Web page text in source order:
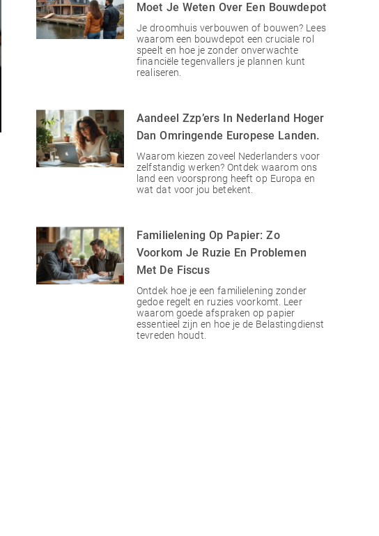
Moet Je Weten Over Een Bouwdepot
Je droomhuis verbouwen of bouwen? Lees
waarom een bouwdepot een cruciale rol
speelt en hoe je zonder onverwachte
financiële tegenvallers je plannen kunt
realiseren.
Aandeel Zzp’ers In Nederland Hoger
Dan Omringende Europese Landen.
Waarom kiezen zoveel Nederlanders voor
zelfstandig werken? Ontdek waarom ons
land een voorsprong heeft op Europa en
wat dat voor jou betekent.
Familielening Op Papier: Zo
Voorkom Je Ruzie En Problemen
Met De Fiscus
Ontdek hoe je een familielening zonder
gedoe regelt en ruzies voorkomt. Leer
waarom goede afspraken op papier
essentieel zijn en hoe je de Belastingdienst
tevreden houdt.